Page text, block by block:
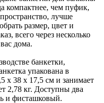
компактнее, чем пуфик,
лучше
размер, цвет и
всего через несколько
дома.
банкетки,
упакована в
х 38 х 17,5 см и занимает
2,78 кг. Доступны два
и фисташковый.